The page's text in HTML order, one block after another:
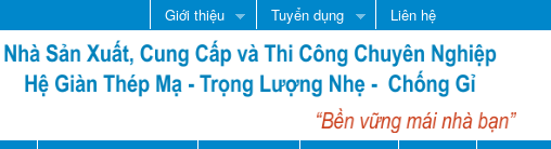
Giới thiệu Tuyển dụng Liên hệ